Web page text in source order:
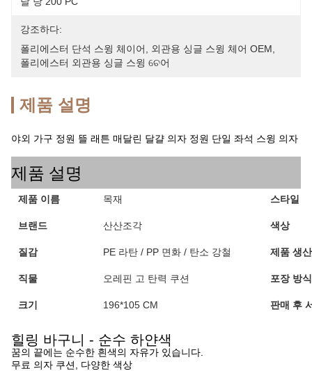
강조하다:
폴리에스터 단석 스윙 체이어
외관용 싱글 스윙 체어 OEM
폴리에스터 외관용 싱글 스윙 ଚେ어
제품 설명
야외 가구 정원 뜰 래튼 매달린 달걀 의자 정원 단일 좌석 스윙 의자
제품 설명
제품 이름 목재 스타일
브랜드 산산조각 색상
질감 PE 라탄 / PP 면화 / 탄소 강철 제품 생
직물 오레핀 고 탄력 쿠션 포장 방식
크기 196*105 CM 판매 후
힐링 바구니 - 순수 하얀색
꿈의 끝에는 순수한 흰색의 자유가 있습니다.
무료 의자 쿠션, 다양한 색상